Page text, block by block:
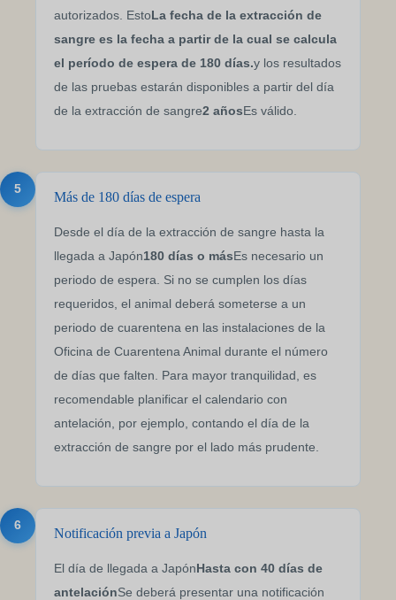
autorizados. EstoLa fecha de la extracción de
sangre es la fecha a partir de la cual se calcula
el período de espera de 180 días.y los resultados
de las pruebas estarán disponibles a partir del día
de la extracción de sangre2 añosEs válido.
5
Más de 180 días de espera
Desde el día de la extracción de sangre hasta la
llegada a Japón180 días o másEs necesario un
periodo de espera. Si no se cumplen los días
requeridos, el animal deberá someterse a un
periodo de cuarentena en las instalaciones de la
Oficina de Cuarentena Animal durante el número
de días que falten. Para mayor tranquilidad, es
recomendable planificar el calendario con
antelación, por ejemplo, contando el día de la
extracción de sangre por el lado más prudente.
6
Notificación previa a Japón
El día de llegada a JapónHasta con 40 días de
antelaciónSe deberá presentar una notificación